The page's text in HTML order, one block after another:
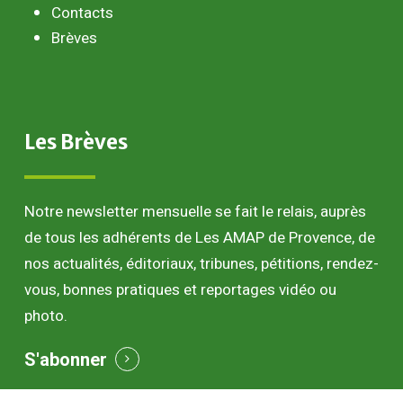
Contacts
Brèves
Les Brèves
Notre newsletter mensuelle se fait le relais, auprès
de tous les adhérents de Les AMAP de Provence, de
nos actualités, éditoriaux, tribunes, pétitions, rendez-
vous, bonnes pratiques et reportages vidéo ou
photo.
S'abonner